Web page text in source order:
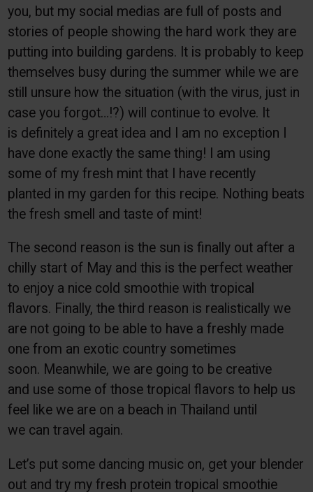
you, but my social medias are full of posts and
stories of people showing the hard work they are
putting into building gardens. It is probably to keep
themselves busy during the summer while we are
still unsure how the situation (with the virus, just in
case you forgot…!?) will continue to evolve. It
is definitely a great idea and I am no exception I
have done exactly the same thing! I am using
some of my fresh mint that I have recently
planted in my garden for this recipe. Nothing beats
the fresh smell and taste of mint!
The second reason is the sun is finally out after a
chilly start of May and this is the perfect weather
to enjoy a nice cold smoothie with tropical
flavors. Finally, the third reason is realistically we
are not going to be able to have a freshly made
one from an exotic country sometimes
soon. Meanwhile, we are going to be creative
and use some of those tropical flavors to help us
feel like we are on a beach in Thailand until
we can travel again.
Let’s put some dancing music on, get your blender
out and try my fresh protein tropical smoothie